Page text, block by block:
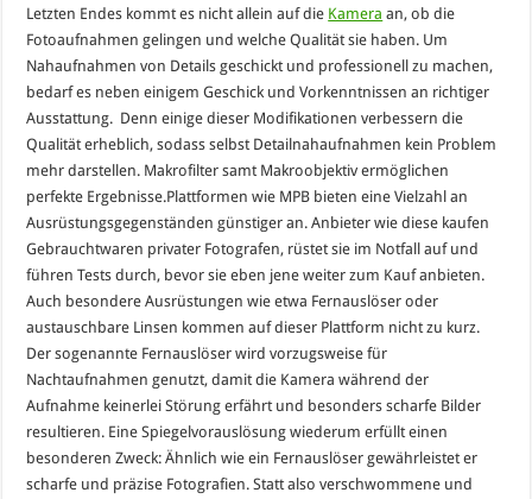
Letzten Endes kommt es nicht allein auf die Kamera an, ob die
Fotoaufnahmen gelingen und welche Qualität sie haben. Um
Nahaufnahmen von Details geschickt und professionell zu machen,
bedarf es neben einigem Geschick und Vorkenntnissen an richtiger
Ausstattung. Denn einige dieser Modifikationen verbessern die
Qualität erheblich, sodass selbst Detailnahaufnahmen kein Problem
mehr darstellen. Makrofilter samt Makroobjektiv ermöglichen
perfekte Ergebnisse.Plattformen wie MPB bieten eine Vielzahl an
Ausrüstungsgegenständen günstiger an. Anbieter wie diese kaufen
Gebrauchtwaren privater Fotografen, rüstet sie im Notfall auf und
führen Tests durch, bevor sie eben jene weiter zum Kauf anbieten.
Auch besondere Ausrüstungen wie etwa Fernauslöser oder
austauschbare Linsen kommen auf dieser Plattform nicht zu kurz.
Der sogenannte Fernauslöser wird vorzugsweise für
Nachtaufnahmen genutzt, damit die Kamera während der
Aufnahme keinerlei Störung erfährt und besonders scharfe Bilder
resultieren. Eine Spiegelvorauslösung wiederum erfüllt einen
besonderen Zweck: Ähnlich wie ein Fernauslöser gewährleistet er
scharfe und präzise Fotografien. Statt also verschwommene und